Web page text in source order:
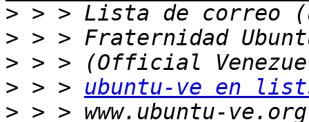
>
>
>
> > > ubuntu-ve en
>